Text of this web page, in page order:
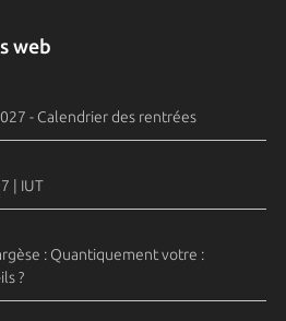
web
- Calendrier des rentrées
| IUT
: Quantiquement votre :
?